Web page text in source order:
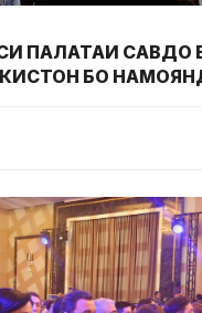
ПАЛАТАИ САВДО
БО